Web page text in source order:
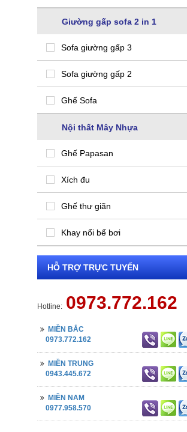
Giường gấp sofa 2 in 1
Sofa giường gấp 3
Sofa giường gấp 2
Ghế Sofa
Nội thất Mây Nhựa
Ghế Papasan
Xích đu
Ghế thư giãn
Khay nổi bể bơi
HỖ TRỢ TRỰC TUYẾN
Hotline: 0973.772.162
MIỀN BẮC
0973.772.162
MIỀN TRUNG
0943.445.672
MIỀN NAM
0977.958.570